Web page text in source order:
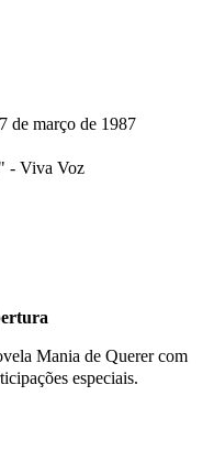
de março de 1987
- Viva Voz
Mania de Querer com
especiais.